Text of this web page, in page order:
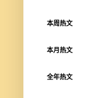
本周热文
本月热文
全年热文